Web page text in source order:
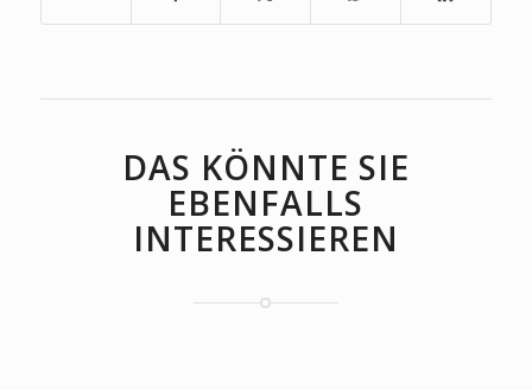
DAS KÖNNTE SIE
EBENFALLS
INTERESSIEREN